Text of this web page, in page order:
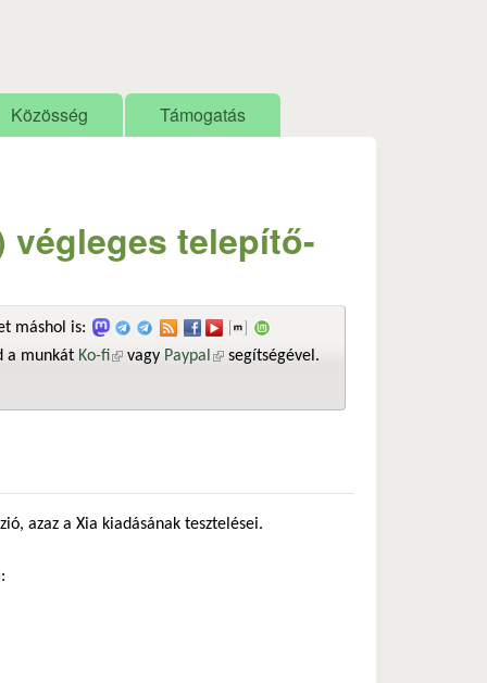
Közösség Támogatás
végleges telepítő-
máshol is:
a munkát Ko-fi(külső hivatkozás)
vagy Paypal (külső hivatkozás)
segítségével.
azaz a Xia kiadásának tesztelései.